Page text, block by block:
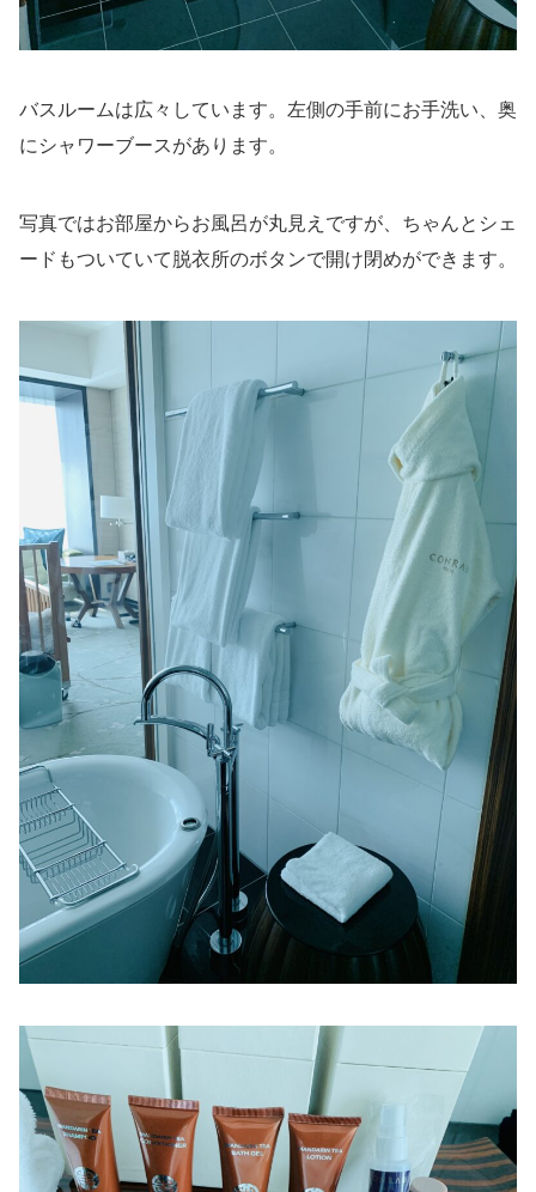
バスルームは広々しています。左側の手前にお手洗い、奥
にシャワーブースがあります。
写真ではお部屋からお風呂が丸見えですが、ちゃんとシェ
ードもついていて脱衣所のボタンで開け閉めができます。